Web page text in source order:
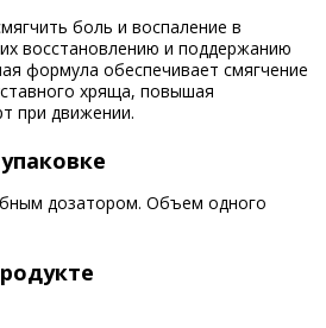
боль и воспаление в
восстановлению и поддержанию
формула обеспечивает смягчение
хряща, повышая
при движении.
дозатором. Объем одного